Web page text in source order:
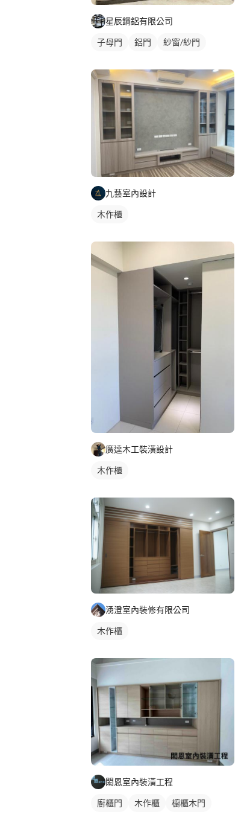
星辰鋼鋁有限公司
子母門 鋁門 紗窗/紗門
九藝室內設計
木作櫃
廣達木工裝潢設計
木作櫃
湧澄室內裝修有限公司
木作櫃
閎恩室內裝潢工程
廚櫃門 木作櫃 櫥櫃木門